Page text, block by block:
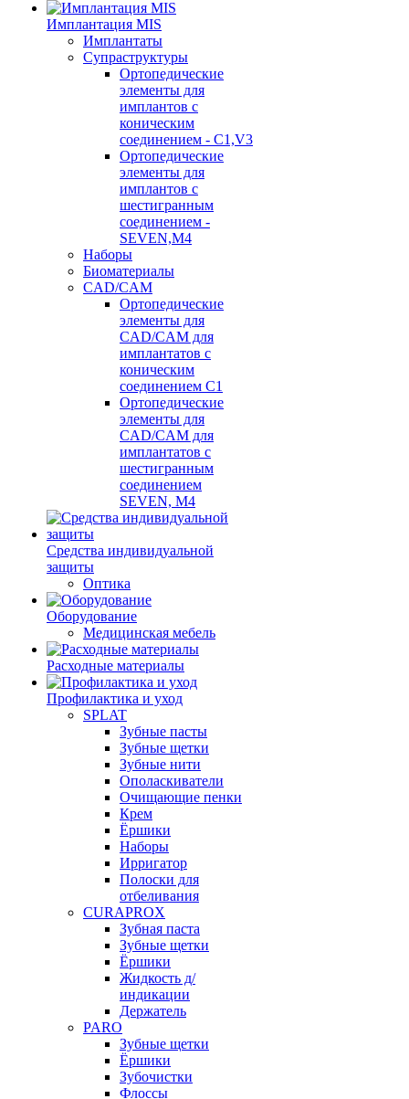
Имплантация MIS
Имплантаты
Супраструктуры
Ортопедические
элементы для
имплантов с
коническим
соединением - C1,V3
Ортопедические
элементы для
имплантов с
шестигранным
соединением -
SEVEN,M4
Наборы
Биоматериалы
CAD/CAM
Ортопедические
элементы для
CAD/CAM для
имплантатов с
коническим
соединением С1
Ортопедические
элементы для
CAD/CAM для
имплантатов с
шестигранным
соединением
SEVEN, М4
Средства индивидуальной
защиты
Оптика
Оборудование
Медицинская мебель
Расходные материалы
Профилактика и уход
SPLAT
Зубные пасты
Зубные щетки
Зубные нити
Ополаскиватели
Очищающие пенки
Крем
Ёршики
Наборы
Ирригатор
Полоски для
отбеливания
CURAPROX
Зубная паста
Зубные щетки
Ёршики
Жидкость д/
индикации
Держатель
PARO
Зубные щетки
Ёршики
Зубочистки
Флоссы